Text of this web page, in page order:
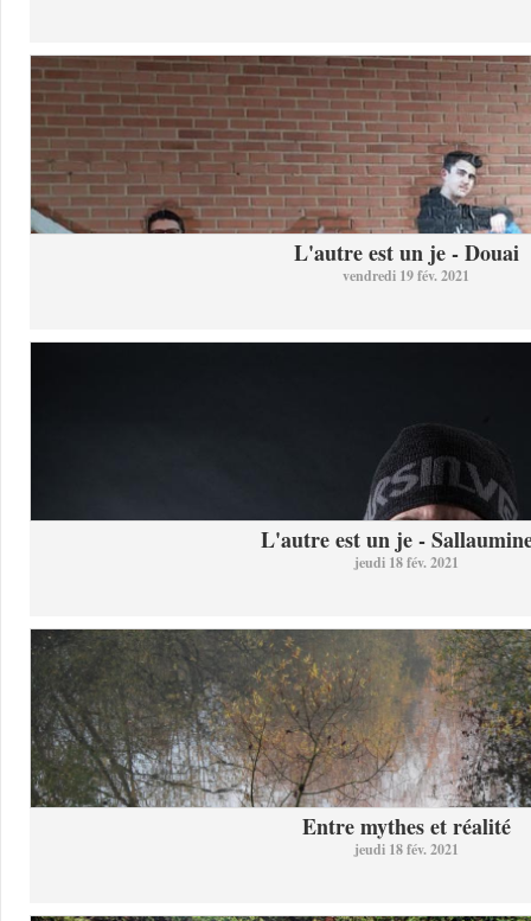
L'autre est un je - Douai
vendredi 19 fév. 2021
L'autre est un je -
jeudi 18 fév. 2021
Entre mythes et réalité
jeudi 18 fév. 2021